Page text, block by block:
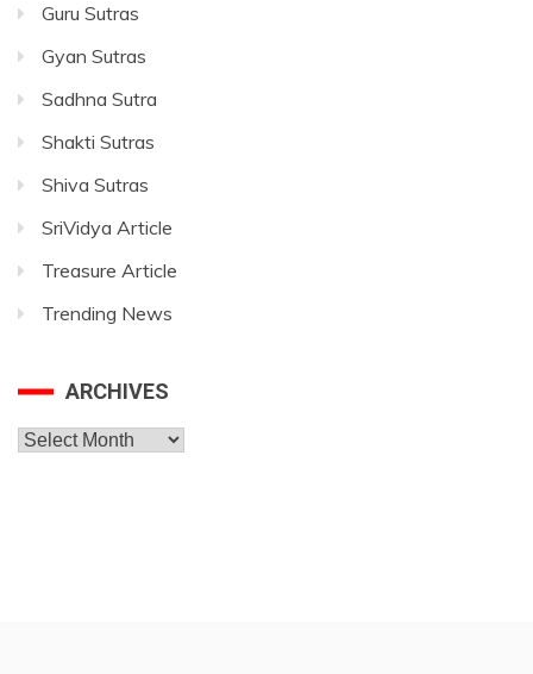
Guru Sutras
Gyan Sutras
Sadhna Sutra
Shakti Sutras
Shiva Sutras
SriVidya Article
Treasure Article
Trending News
ARCHIVES
Archives